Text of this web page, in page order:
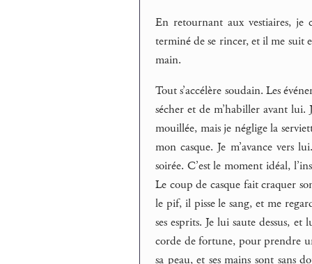
En retournant aux vestiaires, je
terminé de se rincer, et il me suit
main.
Tout s’accélère soudain. Les
sécher et de m’habiller avant
mouillée, mais je néglige la
mon casque. Je m’avance vers
soirée. C’est le moment idéal,
Le coup de casque fait craquer
le pif, il pisse le sang, et me
ses esprits. Je lui saute dessus,
corde de fortune, pour prendre
sa peau, et ses mains sont sans